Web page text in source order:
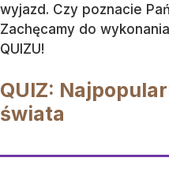
wyjazd. Czy poznacie
Zachęcamy do
QUIZU!
QUIZ:
świata